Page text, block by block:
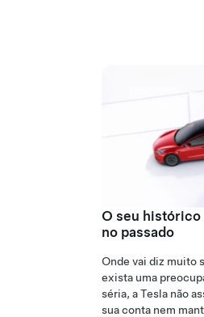
O seu
no passado
Onde vai diz muito
exista uma
séria, a Tesla não
sua conta nem